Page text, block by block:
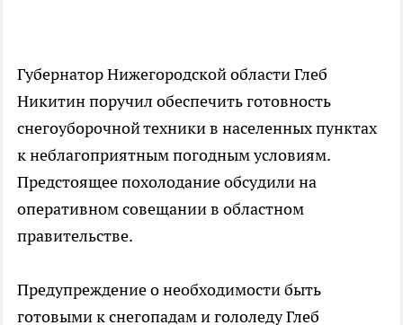
Губернатор Нижегородской области Глеб
Никитин поручил обеспечить готовность
снегоуборочной техники в населенных пунктах
к неблагоприятным погодным условиям.
Предстоящее похолодание обсудили на
оперативном совещании в областном
правительстве.
Предупреждение о необходимости быть
готовыми к снегопадам и гололеду Глеб